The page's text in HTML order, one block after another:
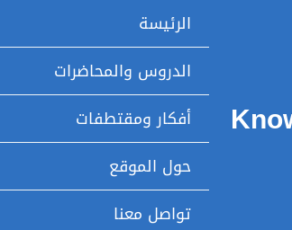
الرئيسة
الدروس والمحاضرات
أفكار ومقتطفات
حول الموقع
تواصل معنا